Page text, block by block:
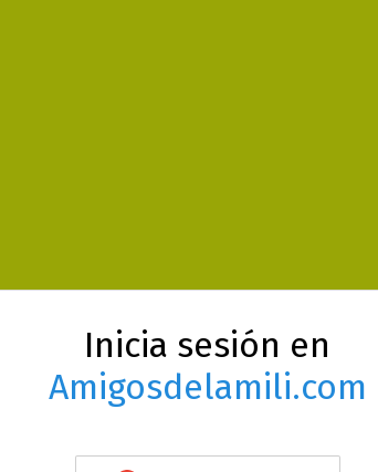
Inicia sesión en
Amigosdelamili.com